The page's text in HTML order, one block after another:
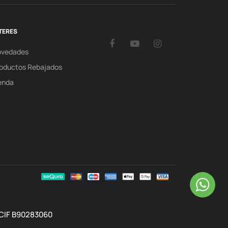
Rebajados
FacebookYouTube
B90283060